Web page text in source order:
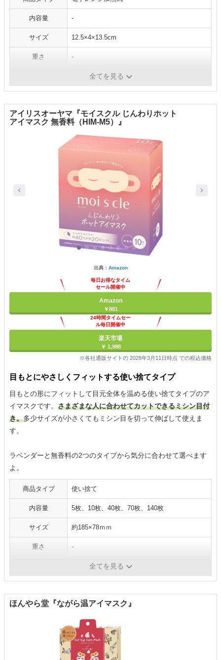
内容量 ‐
サイズ 12.5×4×13.5cm
重さ ‐
全てを見る
アイリスオーヤマ『モイスクル じんわりホット
アイマスク 無香料（HIM-M5）』
出典： Amazon
毎日お得なタイム
セール開催中
Amazon
￥881
24時間タイムセー
ル毎日開催中
楽天市場
￥ 1,988
※各社通販サイトの 2026年3月11日時点 での税込価格
目もとにやさしくフィットする使い捨てタイプ
目もとの形にフィットして目元全体を温める使い捨てタイプのア
イマスクです。 さまざまな人に合わせてカットできるミシン目付
き。多少サイズが小さくてもミシン目を切って伸ばして使えま
す。
ラベンダーと無香料の2つのタイプから気分に合わせて選べます
よ。
商品タイプ 使い捨て
内容量 5枚、10枚、40枚、70枚、140枚
サイズ 約185×78ｍｍ
重さ -
全てを見る
ほんやら堂『ながら温アイマスク』